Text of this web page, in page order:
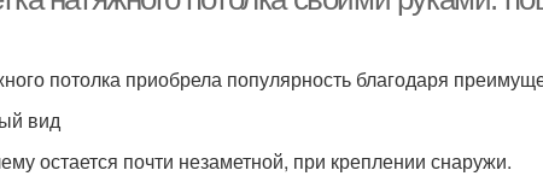
потолка приобрела популярность благодаря
вид
остается почти незаметной, при креплении снаружи.